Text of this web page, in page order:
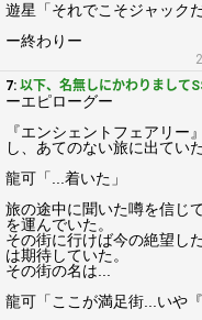
遊星「それでこそジャックだ
ー終わりー
7: 以下、名無しにかわりまして
ーエピローグー
『エンシェントフェアリー
し、あてのない旅に出ていた
龍可「...着いた」
旅の途中に聞いた噂を信じ
を運んでいた。
その街に行けば今の絶望し
は期待していた。
その街の名は...
龍可「ここが満足街...いや